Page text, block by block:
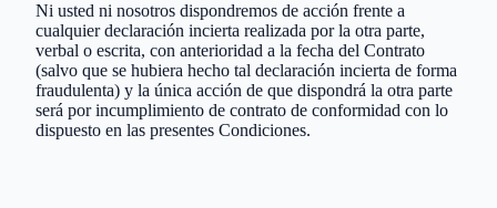
Ni usted ni nosotros dispondremos de acción frente a
cualquier declaración incierta realizada por la otra parte,
verbal o escrita, con anterioridad a la fecha del Contrato
(salvo que se hubiera hecho tal declaración incierta de forma
fraudulenta) y la única acción de que dispondrá la otra parte
será por incumplimiento de contrato de conformidad con lo
dispuesto en las presentes Condiciones.